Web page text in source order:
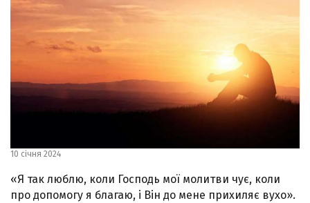
10 січня 2024
«Я так люблю, коли Господь мої молитви чує, коли
про допомогу я благаю, і Він до мене прихиляє вухо».